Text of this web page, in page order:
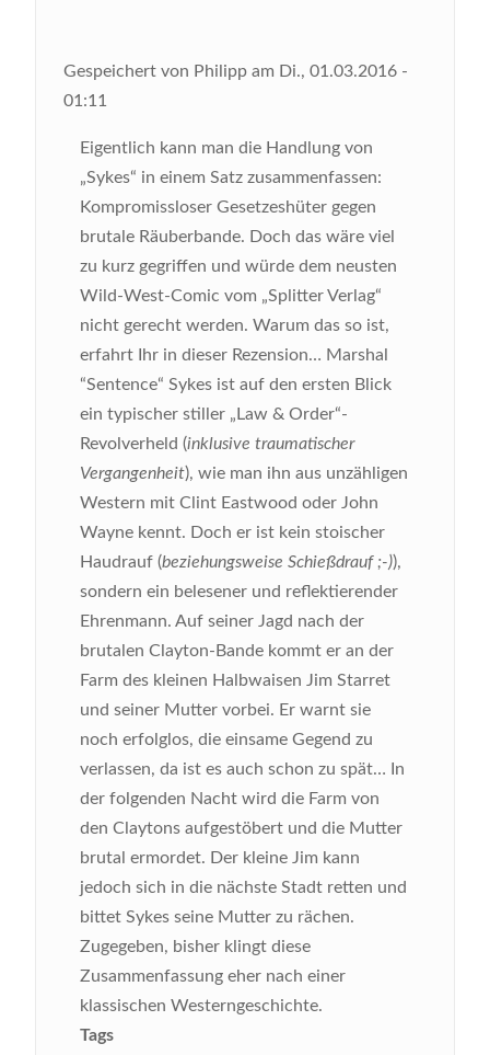
Gespeichert von Philipp am Di., 01.03.2016 -
01:11
Eigentlich kann man die Handlung von
„Sykes“ in einem Satz zusammenfassen:
Kompromissloser Gesetzeshüter gegen
brutale Räuberbande. Doch das wäre viel
zu kurz gegriffen und würde dem neusten
Wild-West-Comic vom „Splitter Verlag“
nicht gerecht werden. Warum das so ist,
erfahrt Ihr in dieser Rezension… Marshal
“Sentence“ Sykes ist auf den ersten Blick
ein typischer stiller „Law & Order“-
Revolverheld (inklusive traumatischer
Vergangenheit), wie man ihn aus unzähligen
Western mit Clint Eastwood oder John
Wayne kennt. Doch er ist kein stoischer
Haudrauf (beziehungsweise Schießdrauf ;-)),
sondern ein belesener und reflektierender
Ehrenmann. Auf seiner Jagd nach der
brutalen Clayton-Bande kommt er an der
Farm des kleinen Halbwaisen Jim Starret
und seiner Mutter vorbei. Er warnt sie
noch erfolglos, die einsame Gegend zu
verlassen, da ist es auch schon zu spät… In
der folgenden Nacht wird die Farm von
den Claytons aufgestöbert und die Mutter
brutal ermordet. Der kleine Jim kann
jedoch sich in die nächste Stadt retten und
bittet Sykes seine Mutter zu rächen.
Zugegeben, bisher klingt diese
Zusammenfassung eher nach einer
klassischen Westerngeschichte.
Tags